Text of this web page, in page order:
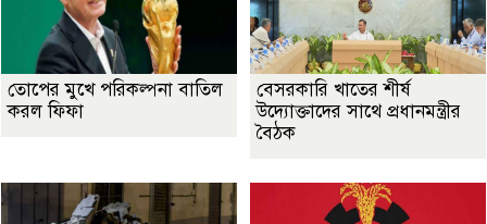
তোপের মুখে পরিকল্পনা বাতিল
করল ফিফা
বেসরকারি খাতের শীর্ষ
উদ্যোক্তাদের সাথে প্রধানমন্ত্রীর
বৈঠক